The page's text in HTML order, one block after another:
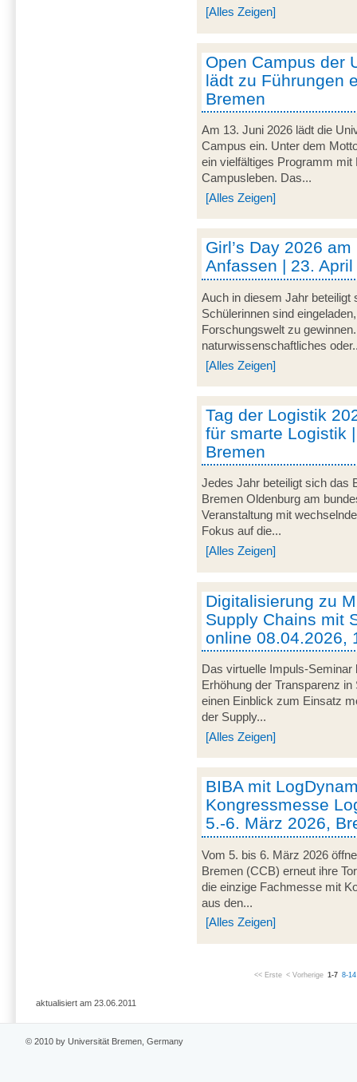
[Alles Zeigen]
Open Campus der
lädt zu Führungen
Bremen
Am 13. Juni 2026 lädt die
Campus ein. Unter dem
ein vielfältiges Programm
Campusleben. Das...
[Alles Zeigen]
Girl’s Day 2026
Anfassen | 23.
Auch in diesem Jahr beteiligt
Schülerinnen sind
Forschungswelt zu
naturwissenschaftliches
[Alles Zeigen]
Tag der Logistik
für smarte Logistik
Bremen
Jedes Jahr beteiligt sich das
Bremen Oldenburg am
Veranstaltung mit
Fokus auf die...
[Alles Zeigen]
Digitalisierung zu
Supply Chains mit
online 08.04.2026,
Das virtuelle Impuls-Seminar
Erhöhung der Transparenz
einen Einblick zum Einsatz
der Supply...
[Alles Zeigen]
BIBA mit
Kongressmesse
5.-6. März 2026,
Vom 5. bis 6. März 2026
Bremen (CCB) erneut ihre
die einzige Fachmesse mit
aus den...
[Alles Zeigen]
<< Erste < Vorherige 1-7 8-14
aktualisiert am 23.06.2011
© 2010 by Universität Bremen, Germany